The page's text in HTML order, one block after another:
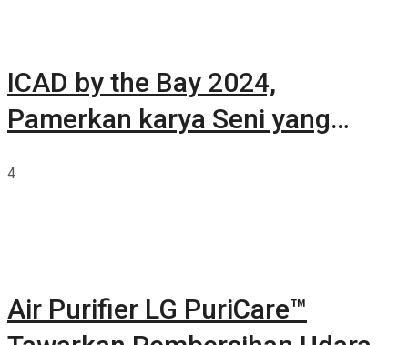
ICAD by the Bay 2024,
Pamerkan karya Seni yang
4
Air Purifier LG PuriCare™